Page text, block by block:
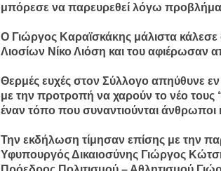
μπόρεσε να παρευρεθεί λόγω
Ο Γιώργος Καραϊσκάκης μάλιστα
Λιοσίων Νίκο Λιόση και του αφιέρωσαν
Θερμές ευχές στον Σύλλογο απηύθυνε
με την προτροπή να χαρούν το νέο τους
έναν τόπο που συναντιούνται άνθρωποι
Την εκδήλωση τίμησαν επίσης με την
Υφυπουργός Δικαιοσύνης Γιώργος